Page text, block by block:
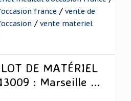
france / vente de
/ vente materiel
DE MATÉRIEL
: Marseille ...